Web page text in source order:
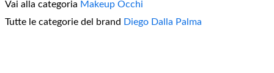
Vai alla categoria Makeup Occhi
Tutte le categorie del brand Diego Dalla Palma